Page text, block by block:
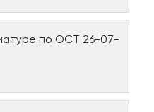
по ОСТ 26-07-